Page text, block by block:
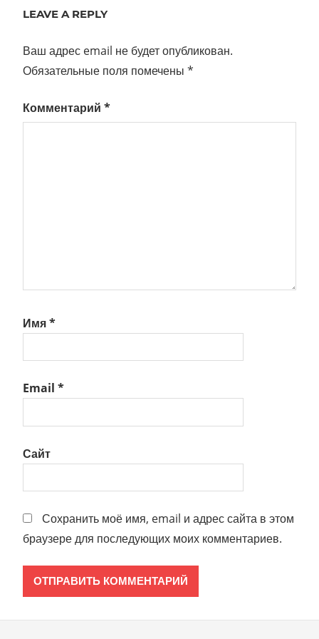
записям
LEAVE A REPLY
Ваш адрес email не будет опубликован.
Обязательные поля помечены *
Комментарий *
Имя*
Email *
Сайт
Сохранить моё имя, email и адрес сайта в этом
браузере для последующих моих комментариев.